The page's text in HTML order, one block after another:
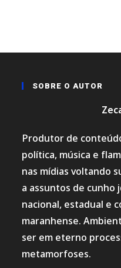
SOBRE O AUTOR
Produtor de
política, música e
nas mídias voltando
a assuntos de cunho
nacional, estadual e
maranhense.
ser em eterno
metamorfoses.